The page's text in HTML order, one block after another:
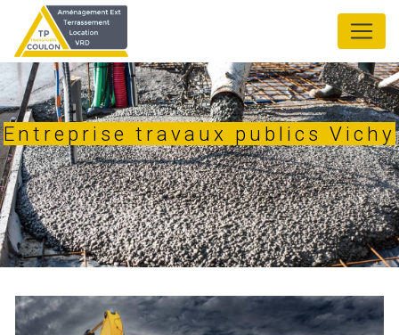
Entreprise travaux publics Vichy
Panneau de gestion des cookies